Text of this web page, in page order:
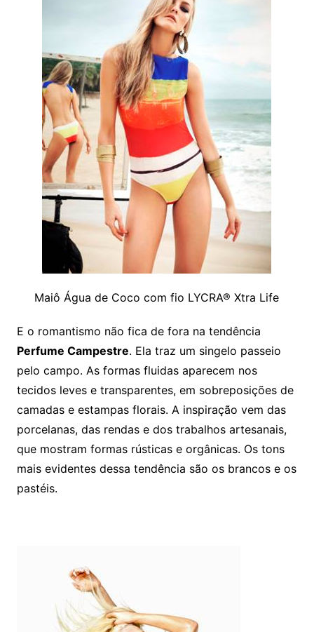
Maiô Água de Coco com fio LYCRA® Xtra Life
E o romantismo não fica de fora na tendência
Perfume Campestre. Ela traz um singelo passeio
pelo campo. As formas fluidas aparecem nos
tecidos leves e transparentes, em sobreposições de
camadas e estampas florais. A inspiração vem das
porcelanas, das rendas e dos trabalhos artesanais,
que mostram formas rústicas e orgânicas. Os tons
mais evidentes dessa tendência são os brancos e os
pastéis.